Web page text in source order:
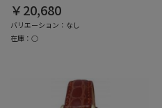
￥20,680
バリエーション：なし
在庫：○